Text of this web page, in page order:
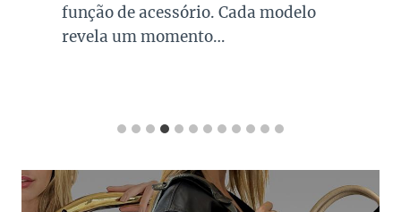
função de acessório. Cada modelo
revela um momento…